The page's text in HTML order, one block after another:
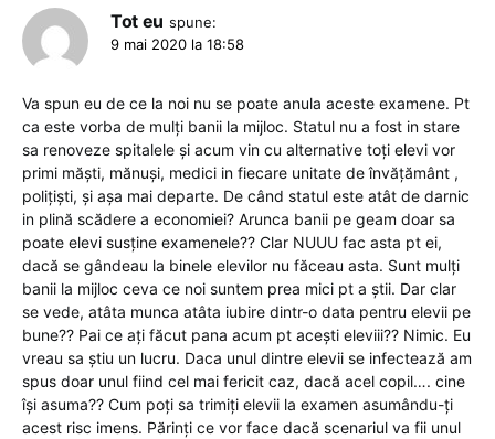
Tot eu spune:
9 mai 2020 la 18:58
Va spun eu de ce la noi nu se poate anula aceste examene. Pt
ca este vorba de mulți banii la mijloc. Statul nu a fost in stare
sa renoveze spitalele și acum vin cu alternative toți elevi vor
primi măști, mănuși, medici in fiecare unitate de învățământ ,
polițiști, și așa mai departe. De când statul este atât de darnic
in plină scădere a economiei? Arunca banii pe geam doar sa
poate elevi susține examenele?? Clar NUUU fac asta pt ei,
dacă se gândeau la binele elevilor nu făceau asta. Sunt mulți
banii la mijloc ceva ce noi suntem prea mici pt a știi. Dar clar
se vede, atâta munca atâta iubire dintr-o data pentru elevii pe
bune?? Pai ce ați făcut pana acum pt acești eleviii?? Nimic. Eu
vreau sa știu un lucru. Daca unul dintre elevii se infectează am
spus doar unul fiind cel mai fericit caz, dacă acel copil…. cine
își asuma?? Cum poți sa trimiți elevii la examen asumându-ți
acest risc imens. Părinți ce vor face dacă scenariul va fii unul